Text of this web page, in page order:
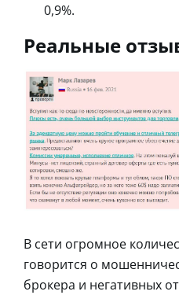
0,9%.
Реальные
В сети огромное
говорится о
брокера и негативных